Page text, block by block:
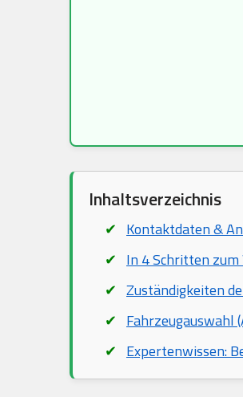
Inhaltsverzeichnis
Kontaktdaten &
In 4 Schritten
Zuständigkeiten
Fahrzeugauswahl
Expertenwissen: